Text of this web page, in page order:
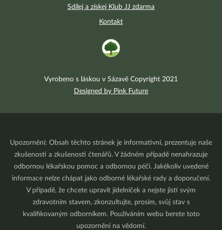
Sdílej a získej Klub JJ zdarma
Kontakt
Vyrobeno s láskou v Sázavě Copyright 2021
Designed by Pink Future
Upozornění: Obsah těchto stránek je informativní, prezentuje naše
zkušenosti a zkušenosti čtenářů. V žádném případě nenahrazuje
odbornou lékařskou pomoc a odbornou péči. Jakékoliv uvedené
informace nelze chápat jako odborné lékařské rady a doporučení.
V případě, že chcete upravit jídelníček a nejste jistí svým
zdravotním stavem, zkonzultujte, prosím, svůj stav s
kvalifikovaným odborníkem. Používáním webu berete toto
upozornění na vědomí.